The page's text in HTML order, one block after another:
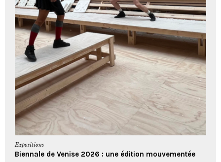
Expositions
Biennale de Venise 2026 : une édition mouvementée